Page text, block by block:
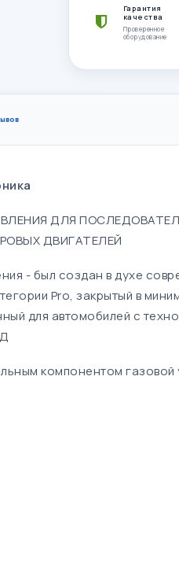
Гарантия
качества
Проверенное
оборудование
ДЛЯ
ДВИГАТЕЛЕЙ
- был создан в духе
Pro, закрытый в
для автомобилей с
компонентом газовой